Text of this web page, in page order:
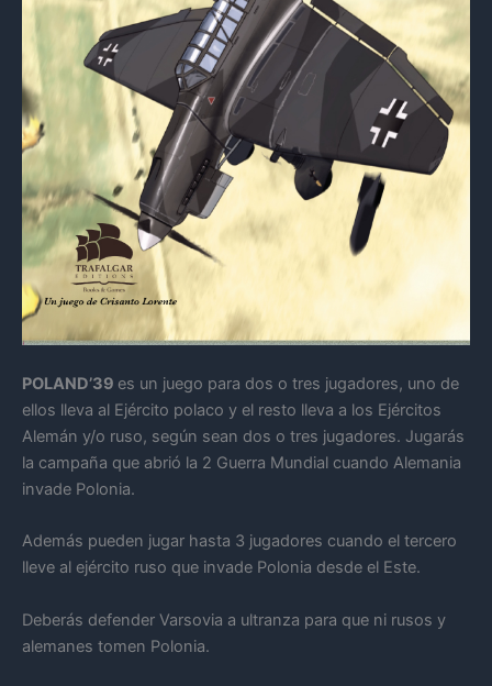
POLAND’39 es un juego para dos o tres jugadores, uno de
ellos lleva al Ejército polaco y el resto lleva a los Ejércitos
Alemán y/o ruso, según sean dos o tres jugadores. Jugarás
la campaña que abrió la 2 Guerra Mundial cuando Alemania
invade Polonia.
Además pueden jugar hasta 3 jugadores cuando el tercero
lleve al ejército ruso que invade Polonia desde el Este.
Deberás defender Varsovia a ultranza para que ni rusos y
alemanes tomen Polonia.